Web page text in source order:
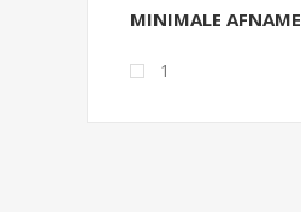
MINIMALE AFNAME
1